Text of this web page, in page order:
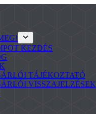
KEZDÉS
TÁJÉKOZTATÓ
VISSZAJELZÉSEK